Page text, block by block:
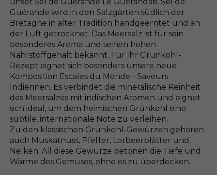
Guérande wird in den Salzgärten südlich der
Bretagne in alter Tradition handgeerntet und an
der Luft getrocknet. Das Meersalz ist für sein
besonderes Aroma und seinen hohen
Nährstoffgehalt bekannt. Für Ihr Grünkohl-
Rezept eignet sich besonders unsere neue
Komposition Escales du Monde - Saveurs
Indiennen. Es verbindet die mineralische Reinheit
des Meersalzes mit indischen Aromen und eignet
sich ideal, um dem heimischen Grünkohl eine
subtile, internationale Note zu verleihen.
Zu den klassischen Grünkohl-Gewürzen gehören
auch Muskatnuss, Pfeffer, Lorbeerblätter und
Nelken. All diese Gewürze betonen die Tiefe und
Wärme des Gemüses, ohne es zu überdecken.